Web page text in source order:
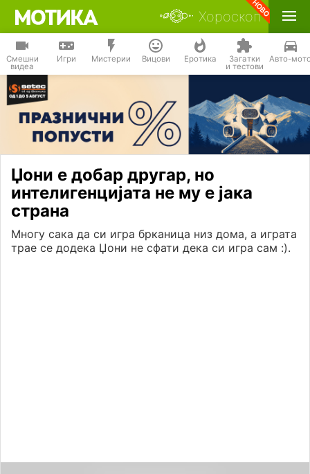
Хороскоп
Смешни
видеа
Игри Мистерии Вицови Еротика Загатки
и тестови
Авто-
Џони е добар другар, но
интелигенцијата не му е јака
страна
Многу сака да си игра брканица низ дома, а играта
трае се додека Џони не сфати дека си игра сам :).